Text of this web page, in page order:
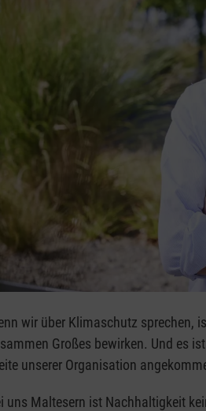
wir über Klimaschutz sprechen,
Großes bewirken. Und es
unserer Organisation
uns Maltesern ist Nachhaltigkeit